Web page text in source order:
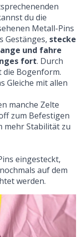
du die
Metall-Pins
Gestänges, stecke
und fahre
fort. Durch
die Bogenform.
Gleiche mit allen
manche Zelte
zum Befestigen
mehr Stabilität zu
eingesteckt,
auf dem
werden.